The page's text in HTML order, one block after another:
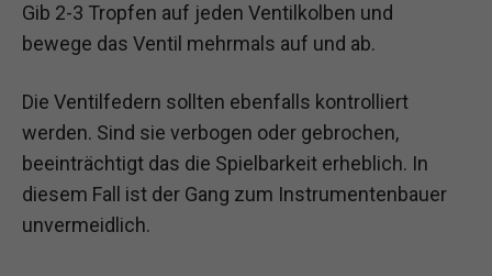
Gib 2-3 Tropfen auf jeden Ventilkolben und
bewege das Ventil mehrmals auf und ab.
Die Ventilfedern sollten ebenfalls kontrolliert
werden. Sind sie verbogen oder gebrochen,
beeinträchtigt das die Spielbarkeit erheblich. In
diesem Fall ist der Gang zum Instrumentenbauer
unvermeidlich.